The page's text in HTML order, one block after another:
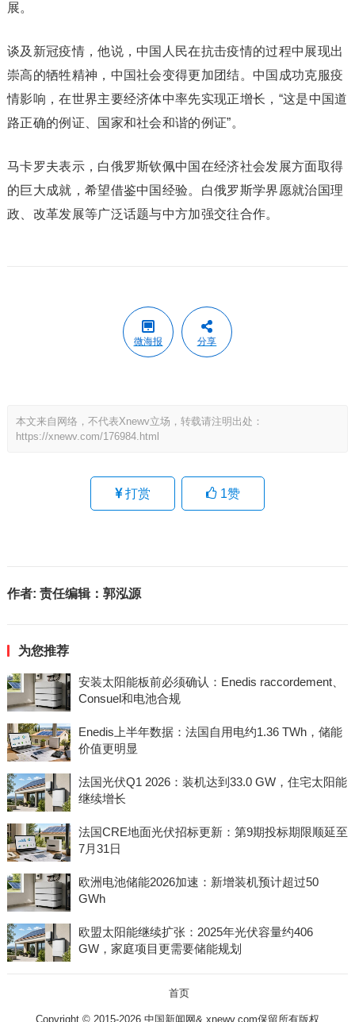
展。
谈及新冠疫情，他说，中国人民在抗击疫情的过程中展现出
崇高的牺牲精神，中国社会变得更加团结。中国成功克服疫
情影响，在世界主要经济体中率先实现正增长，“这是中国道
路正确的例证、国家和社会和谐的例证”。
马卡罗夫表示，白俄罗斯钦佩中国在经济社会发展方面取得
的巨大成就，希望借鉴中国经验。白俄罗斯学界愿就治国理
政、改革发展等广泛话题与中方加强交往合作。
微海报 分享
本文来自网络，不代表Xnewv立场，转载请注明出处：
https://xnewv.com/176984.html
打赏 1赞
作者: 责任编辑：郭泓源
为您推荐
安装太阳能板前必须确认：Enedis raccordement、
Consuel和电池合规
Enedis上半年数据：法国自用电约1.36 TWh，储能
价值更明显
法国光伏Q1 2026：装机达到33.0 GW，住宅太阳能
继续增长
法国CRE地面光伏招标更新：第9期投标期限顺延至
7月31日
欧洲电池储能2026加速：新增装机预计超过50
GWh
欧盟太阳能继续扩张：2025年光伏容量约406
GW，家庭项目更需要储能规划
首页
Copyright © 2015-2026 中国新闻网& xnewv.com保留所有版权